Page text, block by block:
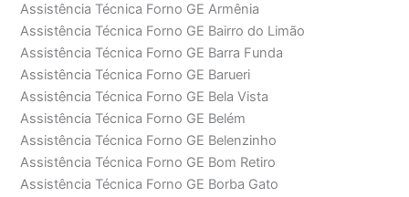
Assistência Técnica Forno GE Armênia
Assistência Técnica Forno GE Bairro do Limão
Assistência Técnica Forno GE Barra Funda
Assistência Técnica Forno GE Barueri
Assistência Técnica Forno GE Bela Vista
Assistência Técnica Forno GE Belém
Assistência Técnica Forno GE Belenzinho
Assistência Técnica Forno GE Bom Retiro
Assistência Técnica Forno GE Borba Gato